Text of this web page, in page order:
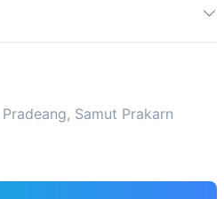
Samut Prakarn